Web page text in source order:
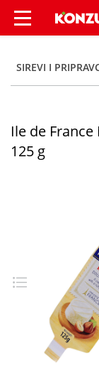
Ile
SIREVI I
Ile de
125 g